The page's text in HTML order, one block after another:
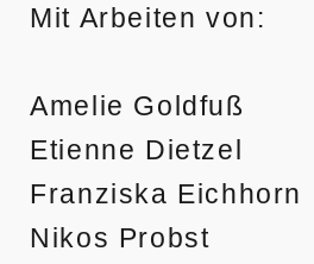
Mit Arbeiten von:
Amelie Goldfuß
Etienne Dietzel
Franziska Eichhorn
Nikos Probst